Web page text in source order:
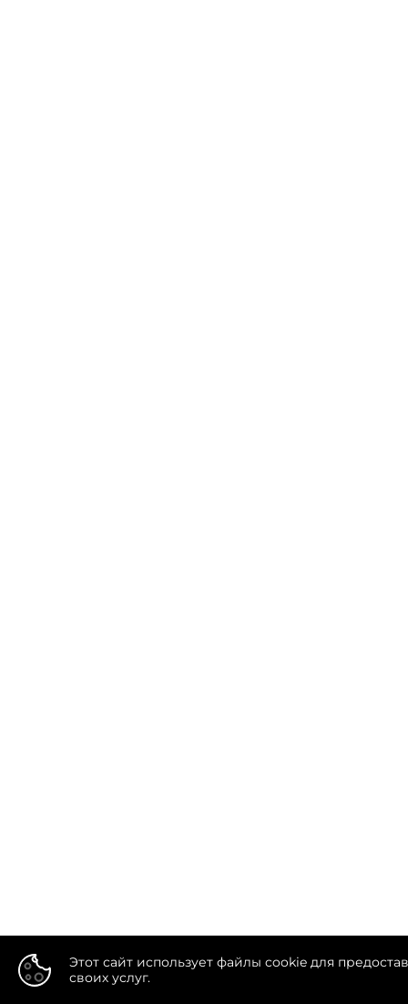
Этот сайт использует файлы cookie для
своих услуг.